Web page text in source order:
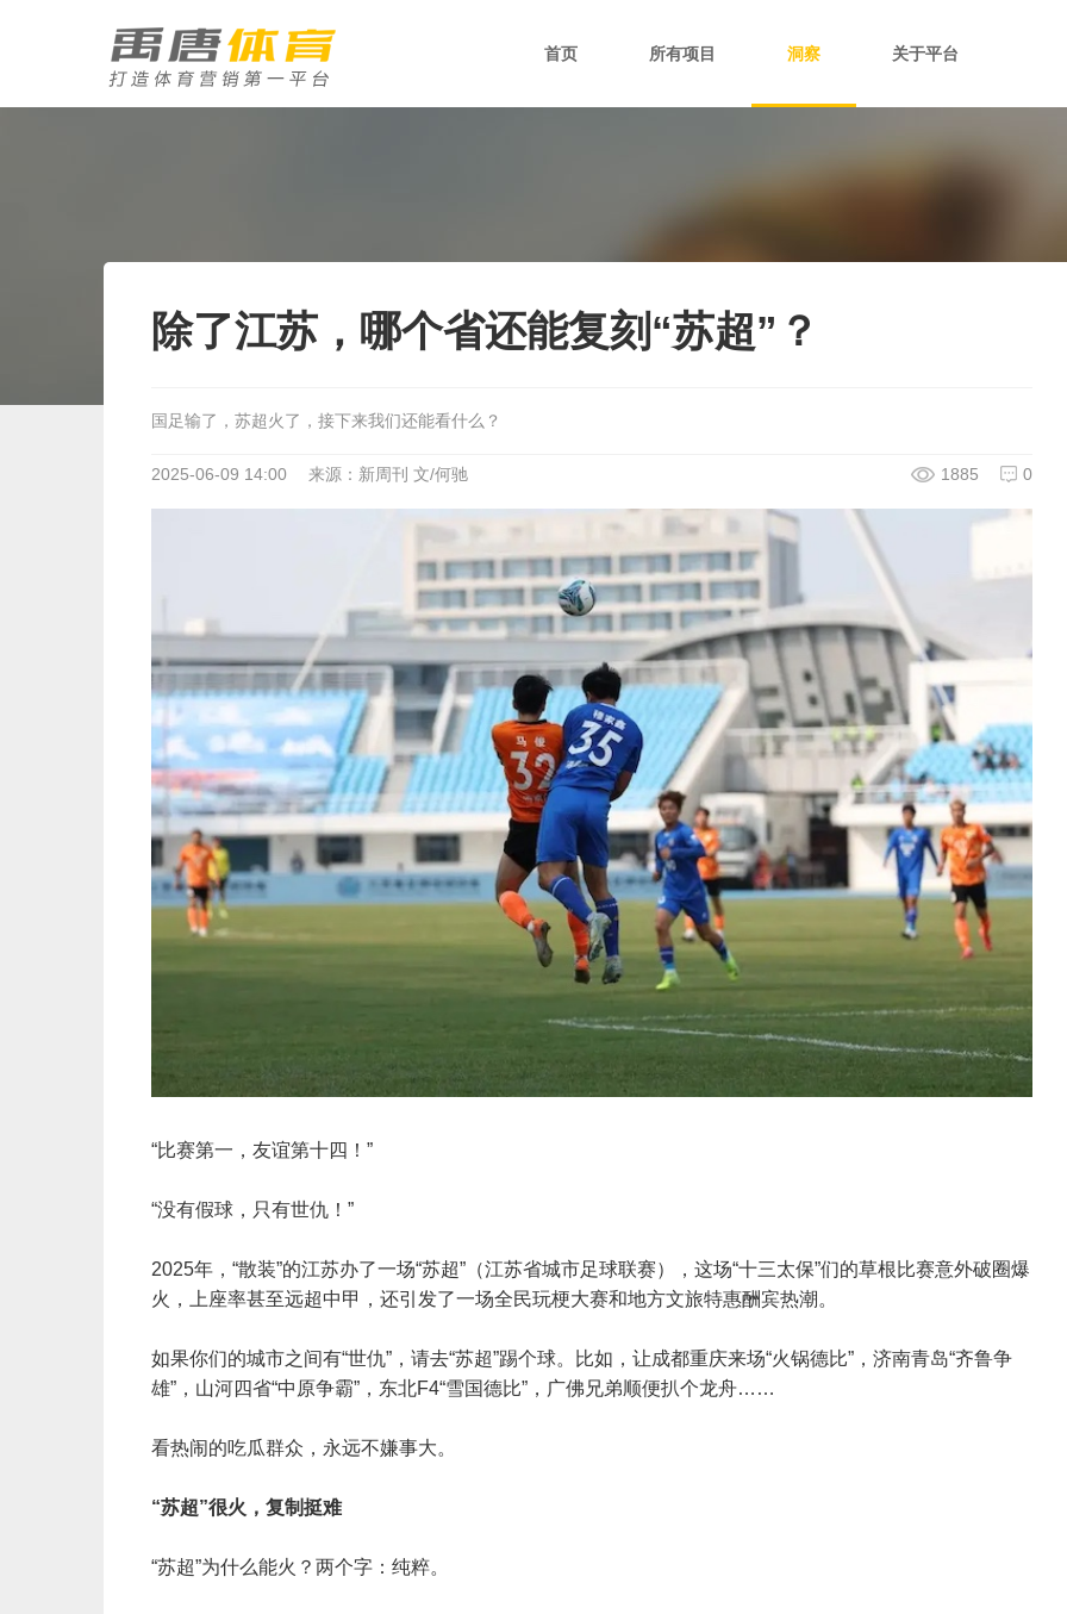
首页 所有项目 洞察 关于平台
除了江苏，哪个省还能复刻“苏超”？
国足输了，苏超火了，接下来我们还能看什么？
2025-06-09 14:00 来源：新周刊 文/何驰 0
1885
“比赛第一，友谊第十四！”
“没有假球，只有世仇！”
2025年，“散装”的江苏办了一场“苏超”（江苏省城市足球联赛），这场“十三太保”们的草根比赛意外破圈爆
火，上座率甚至远超中甲，还引发了一场全民玩梗大赛和地方文旅特惠酬宾热潮。
如果你们的城市之间有“世仇”，请去“苏超”踢个球。比如，让成都重庆来场“火锅德比”，济南青岛“齐鲁争
雄”，山河四省“中原争霸”，东北F4“雪国德比”，广佛兄弟顺便扒个龙舟……
看热闹的吃瓜群众，永远不嫌事大。
“苏超”很火，复制挺难
“苏超”为什么能火？两个字：纯粹。